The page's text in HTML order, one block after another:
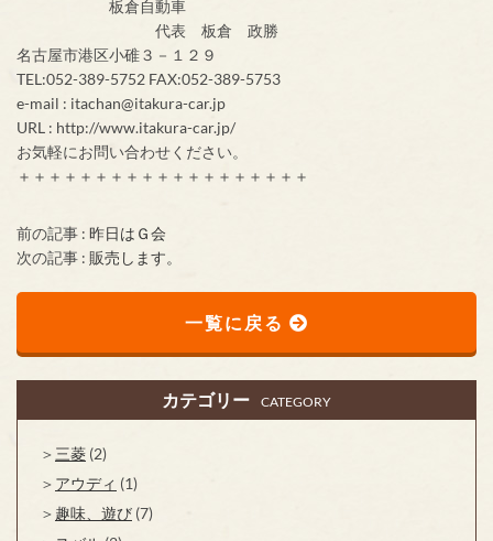
板倉自動車
代表 板倉 政勝
名古屋市港区小碓３－１２９
TEL:052-389-5752 FAX:052-389-5753
e-mail : itachan@itakura-car.jp
URL : http://www.itakura-car.jp/
お気軽にお問い合わせください。
＋＋＋＋＋＋＋＋＋＋＋＋＋＋＋＋＋＋＋
前の記事 : 昨日はＧ会
次の記事 : 販売します。
一覧に戻る
カテゴリー CATEGORY
三菱 (2)
アウディ (1)
趣味、遊び (7)